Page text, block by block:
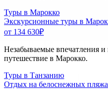
Туры в Марокко
Экскурсионные туры в
от 134 630₽
Незабываемые впечатления
путешествие в Марокко.
Туры в Танзанию
Отдых на белоснежных